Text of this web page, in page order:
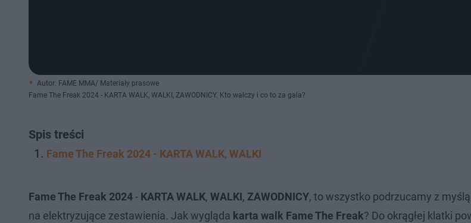
Autor: FAME MMA/ Materiały prasowe
Fame The Freak 2024 - KARTA WALK, WALKI, ZAWODNICY. Kto walczy i co to za gala?
Spis treści
Fame The Freak 2024 - KARTA WALK, WALKI
Fame The Freak 2024- KARTA WALK, WALKI, ZAWODNICY, to wszystko podrzucamy z
na elektryzujące zestawienia. Jak wygląda karta walk Fame The Freak? Do okrągłej klatki